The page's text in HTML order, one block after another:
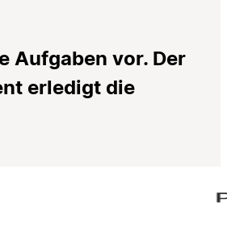
Aufgaben vor. Der
erledigt die